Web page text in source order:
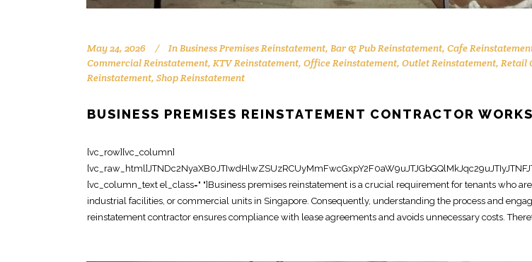
May 24, 2026 In Business Premises Reinstatement, Bar & Pub Reinstatement, Cafe
Commercial Reinstatement, KTV Reinstatement, Office Reinstatement, Outlet Reinstatement, Retail
Reinstatement, Shop Reinstatement
BUSINESS PREMISES REINSTATEMENT CONTRACTOR
[vc_row][vc_column][vc_raw_html]JTNDc2NyaXB0JTIwdHlwZSUzRCUyMmFwcGxpY2F0aW9uJTJGbGQlMkJqc29uJTIyJTNFJTBBJTdCJTBBJTIwJTIwJTIyJTQwY29udGV4dCUyMiUzQSUyMCUyMmh0dHBzJTNBJTJGJTJGc2NoZW1hLm9yZyUyMiUyQyUwQSUyMCUyMCUyMiU0MGdyYXBoJTIyJTNBJTIwJTVCJTBBJTIwJTIwJTIwJTIwJTdCJTBBJTIwJTIwJTIwJTIwJTIwJTIwJTIyJTQwdHlwZSUyMiUzQSUyMCUyMk9yZ2FuaXphdGlvbiUyMiUyQyUwQSUyMCUyMCUyMCUyMCUyMCUyMCUyMm5hbWUlMjIlM0ElMjAlMjJPZmZpY2UlMjBSZWluc3RhdGVtZW50JTIwU2luZ2Fwb3JlJTIyJTJDJTBBJTIwJTIwJTIwJTIwJTIwJTIwJTIydXJsJTIyJTNBJTIwJTIyaHR0cHMlM0ElMkYlMkZ3d3cub2ZmaWNlcmVpbnN0YXRlbWVudHNpbmdhcG9yZS5jb20lMkYlMjIlMkMlMEElMjAlMjAlMjAlMjAlMjAlMjAlMjJsb2dvJTIyJTNBJTIwJTIyaHR0cHMlM0ElMkYlMkZ3d3cub2ZmaWNlcmVpbnN0YXRlbWVudHNpbmdhcG9yZS5jb20lMkZsb2dvLnBuZyUyMiUyQyUwQSUyMCUyMCUyMCUyMCUyMCUyMCUyMnNhbWVBcyUyMiUzQSUyMCU1QiUwQSUyMCUyMCUyMCUyMCUyMCUyMCUyMCUyMCUyMmh0dHBzJTNBJTJGJTJGd3d3LmZhY2Vib29rLmNvbSUyRk9mZmljZVJlaW5zdGF0ZW1lbnRTaW5nYXBvcmUlMjIlMkMlMEElMjAlMjAlMjAlMjAlMjAlMjAlMjAlMjAlMjJodHRwcyUzQSUyRiUyRnd3dy5saW5rZWRpbi5jb20lMkZjb21wYW55JTJGb2ZmaWNlLXJlaW5zdGF0ZW1lbnQtc2luZ2Fwb3JlJTIyJTBBJTIwJTIwJTIwJTIwJTIwJTIwJTVEJTJDJTBBJTIwJTIwJTIwJTIwJTIwJTIwJTIyY29udGFjdFBvaW50JTIyJTNBJTIwJTVCJTBBJTIwJTIwJTIwJTIwJTIwJTIwJTIwJTIwJTdCJTBBJTIwJTIwJTIwJTIwJTIwJTIwJTIwJTIwJTIwJTIwJTIyJTQwdHlwZSUyMiUzQSUyMCUyMkNvbnRhY3RQb2ludCUyMiUyQyUwQSUyMCUyMCUyMCUyMCUyMCUyMCUyMCUyMCUyMCUyMCUyMnRlbGVwaG9uZSUyMiUzQSUyMCUyMiUyQjY1JTIwNjM2OSUyMDgxMjMlMjIlMkMlMEElMjAlMjAlMjAlMjAlMjAlMjAlMjAlMjAlMjAlMjAlMjJjb250YWN0VHlwZSUyMiUzQSUyMCUyMmN1c3RvbWVyJTIwc2VydmljZSUyMiUyQyUwQSUyMCUyMCUyMCUyMCUyMCUyMCUyMCUyMCUyMCUyMCUyMmFyZWFTZXJ2ZWQlMjIlM0ElMjAlMjJTRyUyMiUyQyUwQSUyMCUyMCUyMCUyMCUyMCUyMCUyMCUyMCUyMCUyMCUyMmF2YWlsYWJsZUxhbmd1YWdlJTIyJTNBJTIwJTIyZW4lMjIlMEElMjAlMjAlMjAlMjAlMjAlMjAlMjAlMjAlN0QlMEElMjAlMjAlMjAlMjAlMjAlMjAlNUQlMEElMjAlMjAlMjAlMjAlN0QlMkMlMEElMjAlMjAlMjAlMjAlN0IlMEElMjAlMjAlMjAlMjAlMjAlMjAlMjIlNDB0eXBlJTIyJTNBJTIwJTIyV2ViU2l0ZSUyMiUyQyUwQSUyMCUyMCUyMCUyMCUyMCUyMCUyMnVybCUyMiUzQSUyMCUyMmh0dHBzJTNBJTJGJTJGd3d3Lm9mZmljZXJlaW5zdGF0ZW1lbnRzaW5nYXBvcmUuY29tJTJGJTIyJTJDJTBBJTIwJTIwJTIwJTIwJTIwJTIwJTIycG90ZW50aWFsQWN0aW9uJTIyJTNBJTIwJTdCJTBBJTIwJTIwJTIwJTIwJTIwJTIwJTIwJTIwJTIyJTQwdHlwZSUyMiUzQSUyMCUyMlNlYXJjaEFjdGlvbiUyMiUyQyUwQSUyMCUyMCUyMCUyMCUyMCUyMCUyMCUyMCUyMnRhcmdldCUyMiUzQSUyMCUyMmh0dHBzJTNBJTJGJTJGd3d3Lm9mZmljZXJlaW5zdGF0ZW1lbnRzaW5nYXBvcmUuY29tJTJGJTNGcyUzRCU3QnNlYXJjaF90ZXJtX3N0cmluZyU3RCUyMiUyQyUwQSUyMCUyMCUyMCUyMCUyMCUyMCUyMCUyMCUyMnF1ZXJ5LWlucHV0JTIyJTNBJTIwJTIycmVxdWlyZWQlMjBuYW1lJTNEc2VhcmNoX3Rlcm1fc3RyaW5nJTIyJTBBJTIwJTIwJTIwJTIwJTIwJTIwJTdEJTBBJTIwJTIwJTIwJTIwJTdEJTJDJTBBJTIwJTIwJTIwJTIwJTdCJTBBJTIwJTIwJTIwJTIwJTIwJTIwJTIyJTQwdHlwZSUyMiUzQSUyMCUyMkxvY2FsQnVzaW5lc3MlMjIlMkMlMEElMjAlMjAlMjAlMjAlMjAlMjAlMjJuYW1lJTIyJTNBJTIwJTIyT2ZmaWNlJTIwUmVpbnN0YXRlbWVudCUyMFNpbmdhcG9yZSUyMENvbnRyYWN0b3IlMjIlMkMlMEElMjAlMjAlMjAlMjAlMjAlMjAlMjJhZGRyZXNzJTIyJTNBJTIwJTdCJTBBJTIwJTIwJTIwJTIwJTIwJTIwJTIwJTIwJTIyJTQwdHlwZSUyMiUzQSUyMCUyMlBvc3RhbEFkZHJlc3MlMjIlMkMlMEElMjAlMjAlMjAlMjAlMjAlMjAlMjAlMjAlMjJzdHJlZXRBZGRyZXNzJTIyJTNBJTIwJTIyOCUyMEFkbWlyYWx0eSUyMFN0cmVldCUyMCUyMzA3JUUyJTgwJTkxMDElMjBBZG1pcmF4JTIyJTJDJTBBJTIwJTIwJTIwJTIwJTIwJTIwJTIwJTIwJTIyYWRkcmVzc0xvY2FsaXR5JTIyJTNBJTIwJTIyU2luZ2Fwb3JlJTIyJTJDJTBBJTIwJTIwJTIwJTIwJTIwJTIwJTIwJTIwJTIycG9zdGFsQ29kZSUyMiUzQSUyMCUyMjc1NzQzOCUyMiUyQyUwQSUyMCUyMCUyMCUyMCUyMCUyMCUyMCUyMCUyMmFkZHJlc3NDb3VudHJ5JTIyJTNBJTIwJTIyU0clMjIlMEElMjAlMjAlMjAlMjAlMjAlMjAlN0QlMkMlMEElMjAlMjAlMjAlMjAlMjAlMjAlMjJ0ZWxlcGhvbmUlMjIlM0ElMjAlMjIlMkI2NSUyMDYzNjklMjA4MTIzJTIyJTJDJTBBJTIwJTIwJTIwJTIwJTIwJTIwJTIydXJsJTIyJTNBJTIwJTIyaHR0cHMlM0ElMkYlMkZ3d3cub2ZmaWNlcmVpbnN0YXRlbWVudHNpbmdhcG9yZS5jb20lMkZidXNpbmVzcy1wcmVtaXNlcy1yZWluc3RhdGVtZW50LXNpbmdhcG9yZS1jb250cmFjdG9yJTJGJTIyJTJDJTBBJTIwJTIwJTIwJTIwJTIwJTIwJTIyZGVzY3JpcHRpb24lMjIlM0ElMjAlMjJSZWxpYWJsZSUyMGJ1c2luZXNzJTIwcHJlbWlzZXMlMjByZWluc3RhdGVtZW50JTIwY29udHJhY3RvciUyMGluJTIwU2luZ2Fwb3JlJTJDJTIwcHJvdmlkaW5nJTIwZnVsbCUyMGNvbW1lcmNpYWwlMjByZWluc3RhdGVtZW50JTIwc2VydmljZXMlMjBhY3Jvc3MlMjBvZmZpY2VzJTJDJTIwcmV0YWlsJTJDJTIwaW5kdXN0cmlhbCUyMGFuZCUyMGJ1c2luZXNzJTIwc3BhY2VzJTIwdG8lMjBtZWV0JTIwbGVhc2UlMjBoYW5kb3ZlciUyMHJlcXVpcmVtZW50cy4lRTIlODAlQUYlMjIlMjAlMkMlMEElMjAlMjAlMjAlMjAlMjAlMjAlMjJvcGVuaW5nSG91cnNTcGVjaWZpY2F0aW9uJTIyJTNBJTIwJTVCJTBBJTIwJTIwJTIwJTIwJTIwJTIwJTIwJTIwJTdCJTBBJTIwJTIwJTIwJTIwJTIwJTIwJTIwJTIwJTIwJTIwJTIyJTQwdHlwZSUyMiUzQSUyMCUyMk9wZW5pbmdIb3Vyc1NwZWNpZmljYXRpb24lMjIlMkMlMEElMjAlMjAlMjAlMjAlMjAlMjAlMjAlMjAlMjAlMjAlMjJkYXlPZldlZWslMjIlM0ElMjAlNUIlMjJNb25kYXklMjIlMkMlMjJUdWVzZGF5JTIyJTJDJTIyV2VkbmVzZGF5JTIyJTJDJTIyVGh1cnNkYXklMjIlMkMlMjJGcmlkYXklMjIlNUQlMkMlMEElMjAlMjAlMjAlMjAlMjAlMjAlMjAlMjAlMjAlMjAlMjJvcGVucyUyMiUzQSUyMCUyMjA5JTNBMDAlMjIlMkMlMEElMjAlMjAlMjAlMjAlMjAlMjAlMjAlMjAlMjAlMjAlMjJjbG9zZXMlMjIlM0ElMjAlMjIxOCUzQTAwJTIyJTBBJTIwJTIwJTIwJTIwJTIwJTIwJTIwJTIwJTdEJTJDJTBBJTIwJTIwJTIwJTIwJTIwJTIwJTIwJTIwJTdCJTBBJTIwJTIwJTIwJTIwJTIwJTIwJTIwJTIwJTIwJTIwJTIyJTQwdHlwZSUyMiUzQSUyMCUyMk9wZW5pbmdIb3Vyc1NwZWNpZmljYXRpb24lMjIlMkMlMEElMjAlMjAlMjAlMjAlMjAlMjAlMjAlMjAlMjAlMjAlMjJkYXlPZldlZWslMjIlM0ElMjAlMjJTYXR1cmRheSUyMiUyQyUwQSUyMCUyMCUyMCUyMCUyMCUyMCUyMCUyMCUyMCUyMCUyMm9wZW5zJTIyJTNBJTIwJTIyMDklM0EwMCUyMiUyQyUwQSUyMCUyMCUyMCUyMCUyMCUyMCUyMCUyMCUyMCUyMCUyMmNsb3NlcyUyMiUzQSUyMCUyMjEyJTNBMDAlMjIlMEElMjAlMjAlMjAlMjAlMjAlMjAlMjAlMjAlN0QlMEElMjAlMjAlMjAlMjAlMjAlMjAlNUQlMkMlMEElMjAlMjAlMjAlMjAlMjAlMjAlMjJpbWFnZSUyMiUzQSUyMCU1QiUwQSUyMCUyMCUyMCUyMCUyMCUyMCUyMCUyMCUyMmh0dHBzJTNBJTJGJTJGd3d3Lm9mZmljZXJlaW5zdGF0ZW1lbnRzaW5nYXBvcmUuY29tJTJGaW1hZ2VzJTJGYnVzaW5lc3MtcHJlbWlzZXMtcmVpbnN0YXRlbWVudC0xLmpwZyUyMiUyQyUwQSUyMCUyMCUyMCUyMCUyMCUyMCUyMCUyMCUyMmh0dHBzJTNBJTJGJTJGd3d3Lm9mZmljZXJlaW5zdGF0ZW1lbnRzaW5nYXBvcmUuY29tJTJGaW1hZ2VzJTJGYnVzaW5lc3MtcHJlbWlzZXMtcmVpbnN0YXRlbWVudC0yLmpwZyUyMiUwQSUyMCUyMCUyMCUyMCUyMCUyMCU1RCUyQyUwQSUyMCUyMCUyMCUyMCUyMCUyMCUyMmFnZ3JlZ2F0ZVJhdGluZyUyMiUzQSUyMCU3QiUwQSUyMCUyMCUyMCUyMCUyMCUyMCUyMCUyMCUyMiU0MHR5cGUlMjIlM0ElMjAlMjJBZ2dyZWdhdGVSYXRpbmclMjIlMkMlMEElMjAlMjAlMjAlMjAlMjAlMjAlMjAlMjAlMjJyYXRpbmdWYWx1ZSUyMiUzQSUyMCUyMjQuOSUyMiUyQyUwQSUyMCUyMCUyMCUyMCUyMCUyMCUyMCUyMCUyMnJldmlld0NvdW50JTIyJTNBJTIwJTIyNDUlMjIlMEElMjAlMjAlMjAlMjAlMjAlMjAlN0QlMkMlMEElMjAlMjAlMjAlMjAlMjAlMjAlMjJwcmljZVJhbmdlJTIyJTNBJTIwJTIyQ29udGFjdCUyMGZvciUyMHF1b3RlJTIyJTBBJTIwJTIwJTIwJTIwJTdEJTJDJTBBJTIwJTIwJTIwJTIwJTdCJTBBJTIwJTIwJTIwJTIwJTIwJTIwJTIyJTQwdHlwZSUyMiUzQSUyMCUyMlNlcnZpY2UlMjIlMkMlMEElMjAlMjAlMjAlMjAlMjAlMjAlMjJzZXJ2aWNlVHlwZSUyMiUzQSUyMCUyMkJ1c2luZXNzJTIwUHJlbWlzZXMlMjBSZWluc3RhdGVtZW50JTIyJTJDJTBBJTIwJTIwJTIwJTIwJTIwJTIwJTIycHJvdmlkZXIlMjIlM0ElMjAlN0IlMEElMjAlMjAlMjAlMjAlMjAlMjAlMjAlMjAlMjIlNDB0eXBlJTIyJTNBJTIwJTIyTG9jYWxCdXNpbmVzcyUyMiUyQyUwQSUyMCUyMCUyMCUyMCUyMCUyMCUyMCUyMCUyMm5hbWUlMjIlM0ElMjAlMjJPZmZpY2UlMjBSZWluc3RhdGVtZW50JTIwU2luZ2Fwb3JlJTIwQ29udHJhY3RvciUyMiUyQyUwQSUyMCUyMCUyMCUyMCUyMCUyMCUyMCUyMCUyMnVybCUyMiUzQSUyMCUyMmh0dHBzJTNBJTJGJTJGd3d3Lm9mZmljZXJlaW5zdGF0ZW1lbnRzaW5nYXBvcmUuY29tJTJGYnVzaW5lc3MtcHJlbWlzZXMtcmVpbnN0YXRlbWVudC1zaW5nYXBvcmUtY29udHJhY3RvciUyRiUyMiUwQSUyMCUyMCUyMCUyMCUyMCUyMCU3RCUyQyUwQSUyMCUyMCUyMCUyMCUyMCUyMCUyMmFyZWFTZXJ2ZWQlMjIlM0ElMjAlN0IlMEElMjAlMjAlMjAlMjAlMjAlMjAlMjAlMjAlMjIlNDB0eXBlJTIyJTNBJTIwJTIyQ291bnRyeSUyMiUyQyUwQSUyMCUyMCUyMCUyMCUyMCUyMCUyMCUyMCUyMm5hbWUlMjIlM0ElMjAlMjJTaW5nYXBvcmUlMjIlMEElMjAlMjAlMjAlMjAlMjAlMjAlN0QlMkMlMEElMjAlMjAlMjAlMjAlMjAlMjAlMjJrZXl3b3JkcyUyMiUzQSUyMCU1QiUwQSUyMCUyMCUyMCUyMCUyMCUyMCUyMCUyMCUyMmJ1c2luZXNzJTIwcHJlbWlzZXMlMjByZWluc3RhdGVtZW50JTIyJTJDJTBBJTIwJTIwJTIwJTIwJTIwJTIwJTIwJTIwJTIyY29tbWVyY2lhbCUyMHJlaW5zdGF0ZW1lbnQlMjBTaW5nYXBvcmUlMjIlMkMlMEElMjAlMjAlMjAlMjAlMjAlMjAlMjAlMjAlMjJvZmZpY2UlMjByZWluc3RhdGVtZW50JTIwU2luZ2Fwb3JlJTIyJTJDJTBBJTIwJTIwJTIwJTIwJTIwJTIwJTIwJTIwJTIydGVuYW50JTIwcmVpbnN0YXRlbWVudCUyMFNpbmdhcG9yZSUyMiUyQyUwQSUyMCUyMCUyMCUyMCUyMCUyMCUyMCUyMCUyMm1ha2UlMjBnb29kJTIwYnVzaW5lc3MlMjBwcmVtaXNlcyUyMFNpbmdhcG9yZSUyMiUwQSUyMCUyMCUyMCUyMCUyMCUyMCU1RCUyQyUwQSUyMCUyMCUyMCUyMCUyMCUyMCUyMmRlc2NyaXB0aW9uJTIyJTNBJTIwJTIyUHJvZmVzc2lvbmFsJTIwcmVpbnN0YXRlbWVudCUyMHNlcnZpY2VzJTIwZm9yJTIwYnVzaW5lc3MlMjBwcmVtaXNlcyUyMGluJTIwU2luZ2Fwb3JlJTIwJUUyJTgwJTkzJTIwcmVzdG9yaW5nJTIwY29tbWVyY2lhbCUyMHVuaXRzJTJDJTIwb2ZmaWNlcyUyQyUyMGluZHVzdHJpYWwlMjBhbmQlMjByZXRhaWwlMjBzcGFjZXMlMjB0byUyMG9yaWdpbmFsJTIwY29uZGl0aW9uJTIwcGVyJTIwbGVhc2UlMjBhZ3JlZW1lbnQuJTIyJTBBJTIwJTIwJTIwJTIwJTdEJTJDJTBBJTIwJTIwJTIwJTIwJTdCJTBBJTIwJTIwJTIwJTIwJTIwJTIwJTIyJTQwdHlwZSUyMiUzQSUyMCUyMlByb2R1Y3QlMjIlMkMlMEElMjAlMjAlMjAlMjAlMjAlMjAlMjJuYW1lJTIyJTNBJTIwJTIyQnVzaW5lc3MlMjBQcmVtaXNlcyUyMFJlaW5zdGF0ZW1lbnQlMjBQYWNrYWdlJTIyJTJDJTBBJTIwJTIwJTIwJTIwJTIwJTIwJTIyZGVzY3JpcHRpb24lMjIlM0ElMjAlMjJDb21wcmVoZW5zaXZlJTIwcmVpbnN0YXRlbWVudCUyMHNvbHV0aW9uJTIwZm9yJTIwYnVzaW5lc3MlMjBwcmVtaXNlcyUyMGluJTIwU2luZ2Fwb3JlJTJDJTIwaGFuZGxpbmclMjBkaXNtYW50bGluZyUyQyUyME0lMjZFJTIwdGVybWluYXRpb24lMkMlMjBmbG9vcmluZyUyQyUyMGNlaWxpbmclMjByZXN0b3JhdGlvbiUyQyUyMGFuZCUyMGZpbmFsJTIwbGFuZGxvcmQlMjBoYW5kb3Zlci4lMjIlMkMlMEElMjAlMjAlMjAlMjAlMjAlMjAlMjJicmFuZCUyMiUzQSUyMCU3QiUwQSUyMCUyMCUyMCUyMCUyMCUyMCUyMCUyMCUyMiU0MHR5cGUlMjIlM0ElMjAlMjJPcmdhbml6YXRpb24lMjIlMkMlMEElMjAlMjAlMjAlMjAlMjAlMjAlMjAlMjAlMjJuYW1lJTIyJTNBJTIwJTIyT2ZmaWNlJTIwUmVpbnN0YXRlbWVudCUyMFNpbmdhcG9yZSUyMiUwQSUyMCUyMCUyMCUyMCUyMCUyMCU3RCUyQyUwQSUyMCUyMCUyMCUyMCUyMCUyMCUyMm9mZmVycyUyMiUzQSUyMCU3QiUwQSUyMCUyMCUyMCUyMCUyMCUyMCUyMCUyMCUyMiU0MHR5cGUlMjIlM0ElMjAlMjJPZmZlciUyMiUyQyUwQSUyMCUyMCUyMCUyMCUyMCUyMCUyMCUyMCUyMnVybCUyMiUzQSUyMCUyMmh0dHBzJTNBJTJGJTJGd3d3Lm9mZmljZXJlaW5zdGF0ZW1lbnRzaW5nYXBvcmUuY29tJTJGYnVzaW5lc3MtcHJlbWlzZXMtcmVpbnN0YXRlbWVudC1zaW5nYXBvcmUtY29udHJhY3RvciUyRiUyMiUyQyUwQSUyMCUyMCUyMCUyMCUyMCUyMCUyMCUyMCUyMnByaWNlQ3VycmVuY3klMjIlM0ElMjAlMjJTR0QlMjIlMkMlMEElMjAlMjAlMjAlMjAlMjAlMjAlMjAlMjAlMjJhdmFpbGFiaWxpdHklMjIlM0ElMjAlMjJodHRwcyUzQSUyRiUyRnNjaGVtYS5vcmclMkZJblN0b2NrJTIyJTJDJTBBJTIwJTIwJTIwJTIwJTIwJTIwJTIwJTIwJTIycHJpY2UlMjIlM0ElMjAlMjJDb250YWN0JTIwZm9yJTIwcXVvdGUlMjIlMEElMjAlMjAlMjAlMjAlMjAlMjAlN0QlMkMlMEElMjAlMjAlMjAlMjAlMjAlMjAlMjJhZ2dyZWdhdGVSYXRpbmclMjIlM0ElMjAlN0IlMEElMjAlMjAlMjAlMjAlMjAlMjAlMjAlMjAlMjIlNDB0eXBlJTIyJTNBJTIwJTIyQWdncmVnYXRlUmF0aW5nJTIyJTJDJTBBJTIwJTIwJTIwJTIwJTIwJTIwJTIwJTIwJTIycmF0aW5nVmFsdWUlMjIlM0ElMjAlMjI0LjklMjIlMkMlMEElMjAlMjAlMjAlMjAlMjAlMjAlMjAlMjAlMjJyZXZp